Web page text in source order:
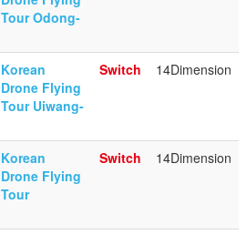
Tour Odong-
Korean
Drone Flying
Tour Uiwang-
Switch 14Dimension
Korean
Drone Flying
Tour
Switch 14Dimension